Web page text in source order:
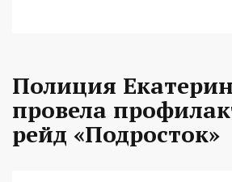
Полиция
провела
рейд «Подросток»